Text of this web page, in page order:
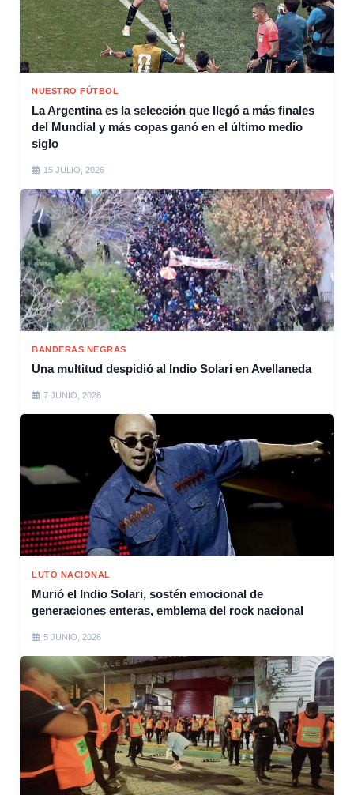
NUESTRO FÚTBOL
La Argentina es la selección que llegó a más finales
del Mundial y más copas ganó en el último medio
siglo
15 JULIO, 2026
BANDERAS NEGRAS
Una multitud despidió al Indio Solari en Avellaneda
7 JUNIO, 2026
LUTO NACIONAL
Murió el Indio Solari, sostén emocional de
generaciones enteras, emblema del rock nacional
5 JUNIO, 2026